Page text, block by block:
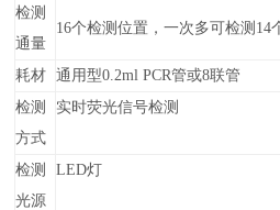
检测
通量
16个检测位置，一次多可检测14
耗材
通用型0.2ml PCR管或8联管
检测
方式
实时荧光信号检测
检测
光源
LED灯